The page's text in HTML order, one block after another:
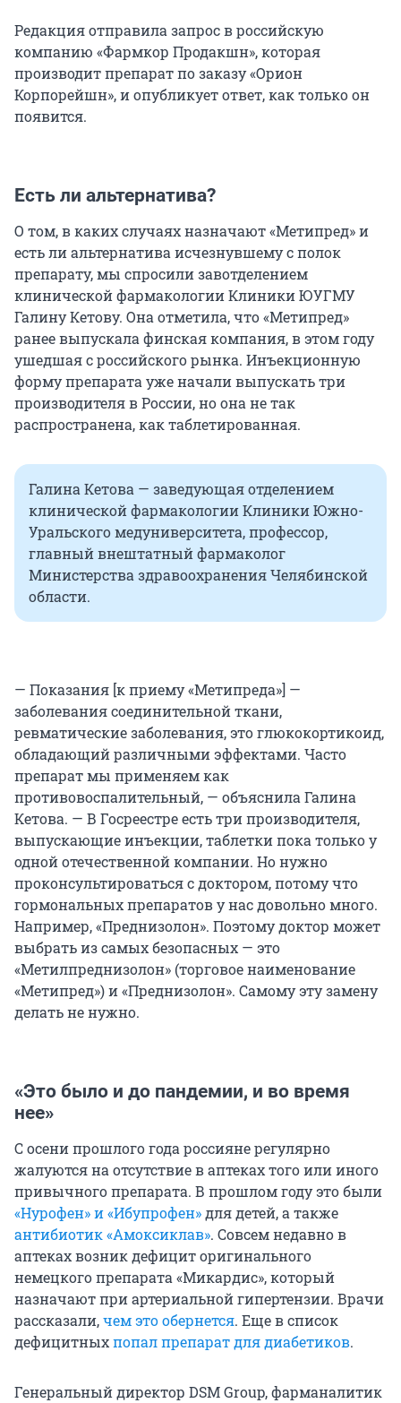
Редакция отправила запрос в российскую
компанию «Фармкор Продакшн», которая
производит препарат по заказу «Орион
Корпорейшн», и опубликует ответ, как только он
появится.
Есть ли альтернатива?
О том, в каких случаях назначают «Метипред» и
есть ли альтернатива исчезнувшему с полок
препарату, мы спросили завотделением
клинической фармакологии Клиники ЮУГМУ
Галину Кетову. Она отметила, что «Метипред»
ранее выпускала финская компания, в этом году
ушедшая с российского рынка. Инъекционную
форму препарата уже начали выпускать три
производителя в России, но она не так
распространена, как таблетированная.
Галина Кетова — заведующая отделением
клинической фармакологии Клиники Южно-
Уральского медуниверситета, профессор,
главный внештатный фармаколог
Министерства здравоохранения Челябинской
области.
— Показания [к приему «Метипреда»] —
заболевания соединительной ткани,
ревматические заболевания, это глюкокортикоид,
обладающий различными эффектами. Часто
препарат мы применяем как
противовоспалительный, — объяснила Галина
Кетова. — В Госреестре есть три производителя,
выпускающие инъекции, таблетки пока только у
одной отечественной компании. Но нужно
проконсультироваться с доктором, потому что
гормональных препаратов у нас довольно много.
Например, «Преднизолон». Поэтому доктор может
выбрать из самых безопасных — это
«Метилпреднизолон» (торговое наименование
«Метипред») и «Преднизолон». Самому эту замену
делать не нужно.
«Это было и до пандемии, и во время
нее»
С осени прошлого года россияне регулярно
жалуются на отсутствие в аптеках того или иного
привычного препарата. В прошлом году это были
«Нурофен» и «Ибупрофен»для детей, а также
антибиотик «Амоксиклав». Совсем недавно в
аптеках возник дефицит оригинального
немецкого препарата «Микардис», который
назначают при артериальной гипертензии. Врачи
рассказали,чем это обернется. Еще в список
дефицитныхпопал препарат для диабетиков.
Генеральный директор DSM Group, фарманалитик